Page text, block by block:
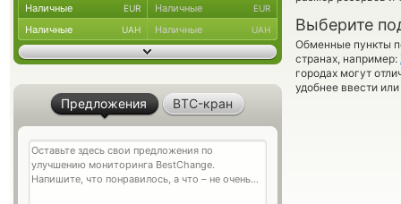
Выберите
Обменные пункты
странах, например:
городах могут
удобнее ввести
Наличные EUR Наличные EUR
Наличные UAH Наличные UAH
Предложения BTC-кран